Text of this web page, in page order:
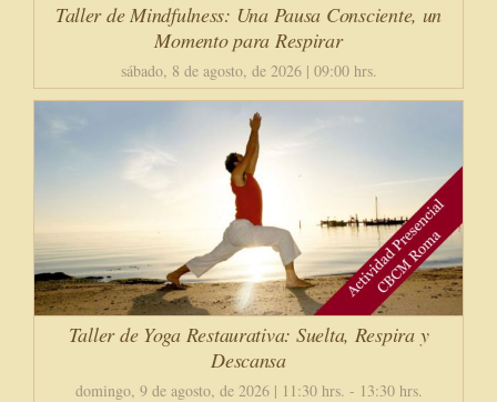
Taller de Mindfulness: Una Pausa Consciente, un
Momento para Respirar
sábado, 8 de agosto, de 2026 | 09:00 hrs.
Taller de Yoga Restaurativa: Suelta, Respira y
Descansa
domingo, 9 de agosto, de 2026 | 11:30 hrs. - 13:30 hrs.